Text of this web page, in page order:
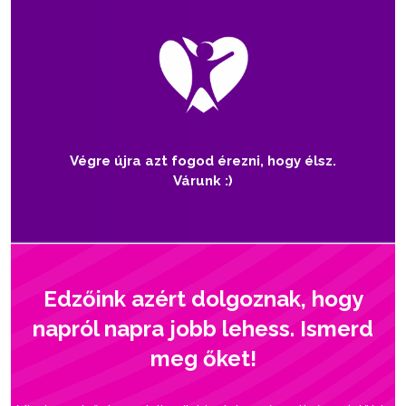
Végre újra azt fogod érezni, hogy élsz.
Várunk :)
Edzőink azért dolgoznak, hogy
napról napra jobb lehess. Ismerd
meg őket!